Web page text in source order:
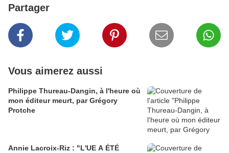
Partager
Vous aimerez aussi
Philippe Thureau-Dangin, à l'heure où
mon éditeur meurt, par Grégory
Protche
Annie Lacroix-Riz : "L'UE A ÉTÉ